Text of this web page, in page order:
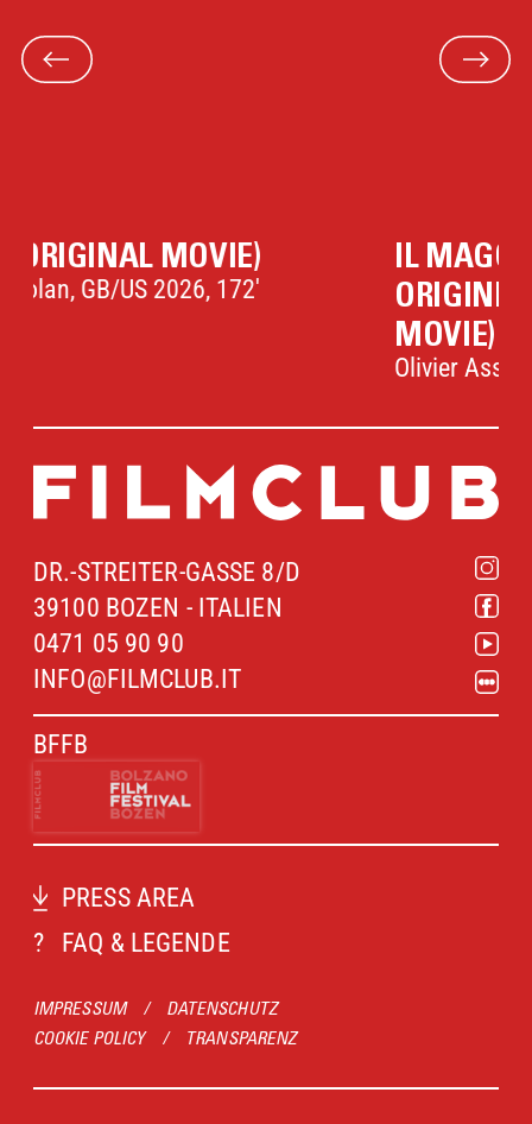
musikalischer Perfektion. Gedreht im Original-
Wohnhaus Ravels und an seinem Klavier ist
IL MAGO DEL CREMLINO - LE
ORIGINI DI PUTIN (ORIGINAL
Olivier Assayas, FR/US/GB 2025, 146'
DR.-STREITER-GASSE 8/D
39100 BOZEN - ITALIEN
0471 05 90 90
INFO@FILMCLUB.IT
BFFB
PRESS AREA
?
FAQ & LEGENDE
IMPRESSUM /
DATENSCHUTZ
COOKIE POLICY
/ TRANSPARENZ